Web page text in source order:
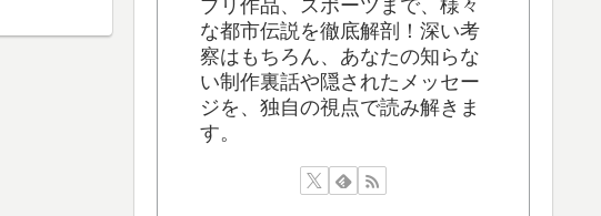
ブリ作品、スポーツまで、様々
な都市伝説を徹底解剖！深い考
察はもちろん、あなたの知らな
い制作裏話や隠されたメッセー
ジを、独自の視点で読み解きま
す。